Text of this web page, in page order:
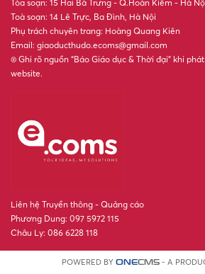
Tòa soạn: 15 Hai Bà Trưng - Q.Hoàn Kiếm - Hà
Toà soạn: 14 Lê Trực, Ba Đình, Hà Nội
Phụ trách chuyên trang: Hoàng Quang Kiên
Email: giaoducthudo.ecoms@gmail.com
® Ghi rõ nguồn “Báo Giáo dục & Thời đại” khi
website.
Liên hệ Truyền thông - Quảng cáo
Phương Dung: 097 5972 115
Châu Ly: 086 6228 118
POWERED BY ONECMS - A